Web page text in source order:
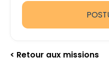
< Retour aux missions